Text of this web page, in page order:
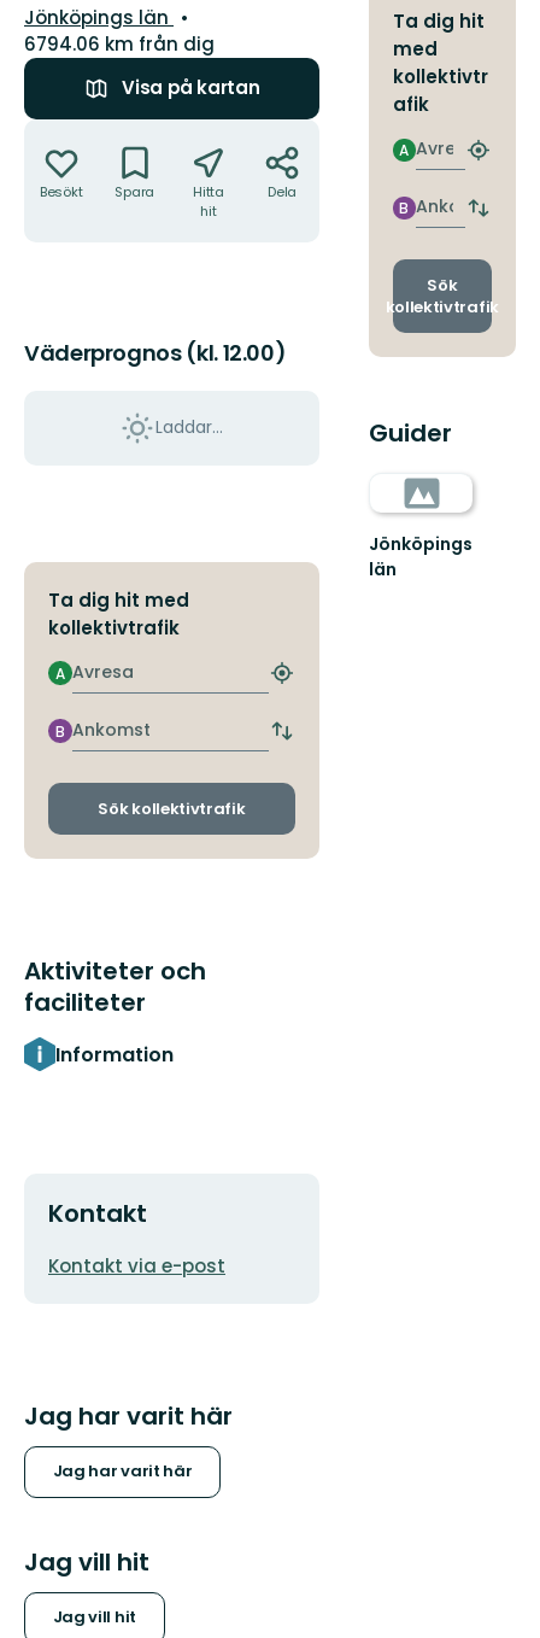
Län:
Jönköpings län
6794.06 km från dig
Visa på kartan
Besökt Spara
Hitta
hit
Dela
Väderprognos (kl. 12.00)
Laddar...
Ta dig hit med
kollektivtrafik
Avresa
A
Hitta
hållplats
Ankomst
B
Byt
och
Sök kollektivtrafik
Aktiviteter och
faciliteter
Information
Kontakt
E-
Kontakt via e-post
Jag har varit här
Jag har varit här
Jag vill hit
Jag vill hit
Ta dig hit
med
kollektivtr
afik
Avresa
A
Hitta
Ankomst
B
Byt
och
Sök
kollektivtrafik
Guider
Jönköpings
län